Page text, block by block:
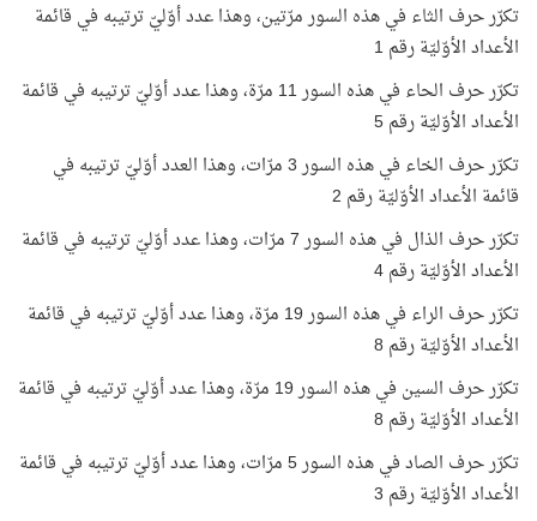
تكرّر حرف الثاء في هذه السور مرّتين، وهذا عدد أوّليّ ترتيبه في قائمة
الأعداد الأوّليّة رقم 1
تكرّر حرف الحاء في هذه السور 11 مرّة، وهذا عدد أوّليّ ترتيبه في قائمة
الأعداد الأوّليّة رقم 5
تكرّر حرف الخاء في هذه السور 3 مرّات، وهذا العدد أوّليّ ترتيبه في
قائمة الأعداد الأوّليّة رقم 2
تكرّر حرف الذال في هذه السور 7 مرّات، وهذا عدد أوّليّ ترتيبه في قائمة
الأعداد الأوّليّة رقم 4
تكرّر حرف الراء في هذه السور 19 مرّة، وهذا عدد أوّليّ ترتيبه في قائمة
الأعداد الأوّليّة رقم 8
تكرّر حرف السين في هذه السور 19 مرّة، وهذا عدد أوّليّ ترتيبه في قائمة
الأعداد الأوّليّة رقم 8
تكرّر حرف الصاد في هذه السور 5 مرّات، وهذا عدد أوّليّ ترتيبه في قائمة
الأعداد الأوّليّة رقم 3